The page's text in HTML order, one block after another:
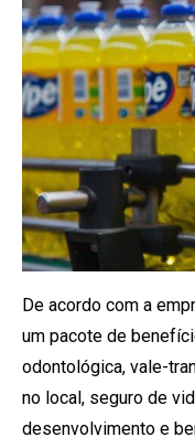
De acordo com a
um pacote de
odontológica, vale-
no local, seguro de
desenvolvimento e